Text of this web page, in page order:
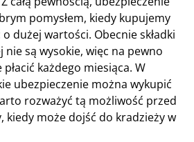
pomysłem, kiedy kupujemy
dużej wartości. Obecnie składki
są wysokie, więc na pewno
każdego miesiąca. W
ubezpieczenie można wykupić
rozważyć tą możliwość przed
kiedy może dojść do kradzieży w